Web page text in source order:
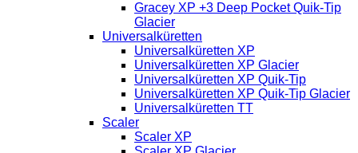
Gracey XP +3 Deep Pocket Quik-Tip
Glacier
Universalküretten
Universalküretten XP
Universalküretten XP Glacier
Universalküretten XP Quik-Tip
Universalküretten XP Quik-Tip Glacier
Universalküretten TT
Scaler
Scaler XP